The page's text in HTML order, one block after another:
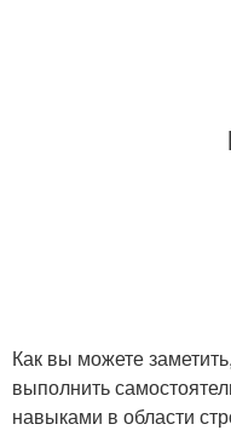
Как вы можете
выполнить
навыками в области